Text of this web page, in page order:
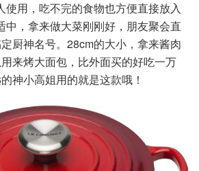
使用，吃不完的食物也方便直接放入
中，拿来做大菜刚刚好，朋友聚会直
厨神名号。28cm的大小，拿来酱肉
来烤大面包，比外面买的好吃一万
神小高姐用的就是这款哦！